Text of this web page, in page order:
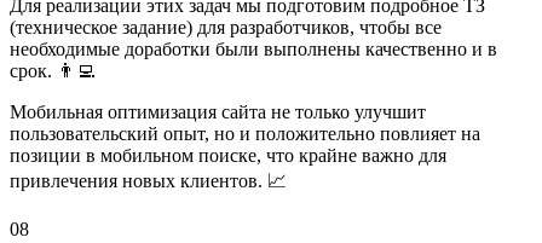
Для реализации этих задач мы подготовим подробное ТЗ
(техническое задание) для разработчиков, чтобы все
необходимые доработки были выполнены качественно и в
срок. 👨‍💻
Мобильная оптимизация сайта не только улучшит
пользовательский опыт, но и положительно повлияет на
позиции в мобильном поиске, что крайне важно для
привлечения новых клиентов. 📈
08